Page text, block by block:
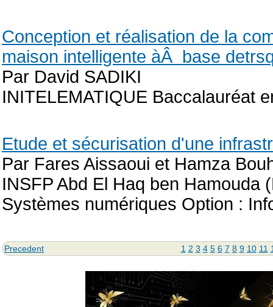
Conception et réalisation de la
maison intelligente àÂ base
Par David SADIKI
INITELEMATIQUE Baccalauréat
Etude et sécurisation d'une
Par Fares Aissaoui et Hamza
INSFP Abd El Haq ben Hamouda
Systèmes numériques Option :
Precedent 1 2 3 4 5 6 7 8 9 10 11